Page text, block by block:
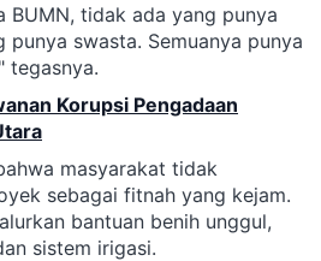
BUMN, tidak ada yang punya
punya swasta. Semuanya punya
tegasnya.
Korupsi Pengadaan
masyarakat tidak
sebagai fitnah yang kejam.
bantuan benih unggul,
sistem irigasi.